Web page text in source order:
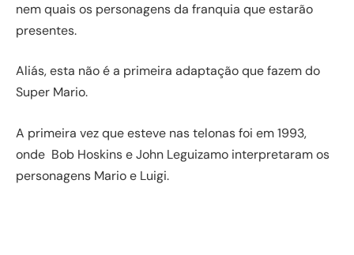
nem quais os personagens da franquia que estarão
presentes.
Aliás, esta não é a primeira adaptação que fazem do
Super Mario.
A primeira vez que esteve nas telonas foi em 1993,
onde Bob Hoskins e John Leguizamo interpretaram os
personagens Mario e Luigi.